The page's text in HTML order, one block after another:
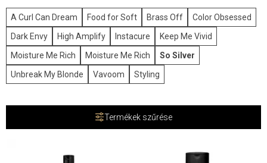
A Curl Can Dream Food for Soft Brass Off
Color Obsessed
Dark Envy
High Amplify Instacure
Keep Me Vivid
Moisture Me Rich
Moisture Me Rich
So Silver
Unbreak My Blonde
Vavoom Styling
Termékek szűrése